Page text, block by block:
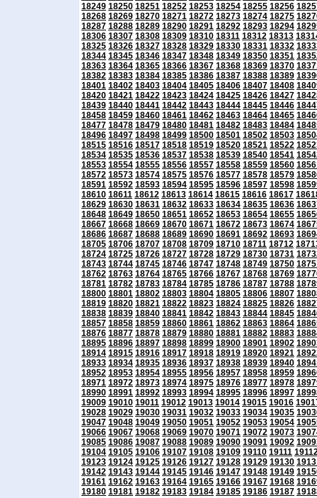
18249 18250 18251 18252 18253 18254 18255 18256
18268 18269 18270 18271 18272 18273 18274 18275
18287 18288 18289 18290 18291 18292 18293 18294
18306 18307 18308 18309 18310 18311 18312 18313
18325 18326 18327 18328 18329 18330 18331 18332
18344 18345 18346 18347 18348 18349 18350 18351
18363 18364 18365 18366 18367 18368 18369 18370
18382 18383 18384 18385 18386 18387 18388 18389
18401 18402 18403 18404 18405 18406 18407 18408
18420 18421 18422 18423 18424 18425 18426 18427
18439 18440 18441 18442 18443 18444 18445 18446
18458 18459 18460 18461 18462 18463 18464 18465
18477 18478 18479 18480 18481 18482 18483 18484
18496 18497 18498 18499 18500 18501 18502 18503
18515 18516 18517 18518 18519 18520 18521 18522
18534 18535 18536 18537 18538 18539 18540 18541
18553 18554 18555 18556 18557 18558 18559 18560
18572 18573 18574 18575 18576 18577 18578 18579
18591 18592 18593 18594 18595 18596 18597 18598
18610 18611 18612 18613 18614 18615 18616 18617
18629 18630 18631 18632 18633 18634 18635 18636
18648 18649 18650 18651 18652 18653 18654 18655
18667 18668 18669 18670 18671 18672 18673 18674
18686 18687 18688 18689 18690 18691 18692 18693
18705 18706 18707 18708 18709 18710 18711 18712
18724 18725 18726 18727 18728 18729 18730 18731
18743 18744 18745 18746 18747 18748 18749 18750
18762 18763 18764 18765 18766 18767 18768 18769
18781 18782 18783 18784 18785 18786 18787 18788
18800 18801 18802 18803 18804 18805 18806 18807
18819 18820 18821 18822 18823 18824 18825 18826
18838 18839 18840 18841 18842 18843 18844 18845
18857 18858 18859 18860 18861 18862 18863 18864
18876 18877 18878 18879 18880 18881 18882 18883
18895 18896 18897 18898 18899 18900 18901 18902
18914 18915 18916 18917 18918 18919 18920 18921
18933 18934 18935 18936 18937 18938 18939 18940
18952 18953 18954 18955 18956 18957 18958 18959
18971 18972 18973 18974 18975 18976 18977 18978
18990 18991 18992 18993 18994 18995 18996 18997
19009 19010 19011 19012 19013 19014 19015 19016
19028 19029 19030 19031 19032 19033 19034 19035
19047 19048 19049 19050 19051 19052 19053 19054
19066 19067 19068 19069 19070 19071 19072 19073
19085 19086 19087 19088 19089 19090 19091 19092
19104 19105 19106 19107 19108 19109 19110 19111
19123 19124 19125 19126 19127 19128 19129 19130
19142 19143 19144 19145 19146 19147 19148 19149
19161 19162 19163 19164 19165 19166 19167 19168
19180 19181 19182 19183 19184 19185 19186 19187